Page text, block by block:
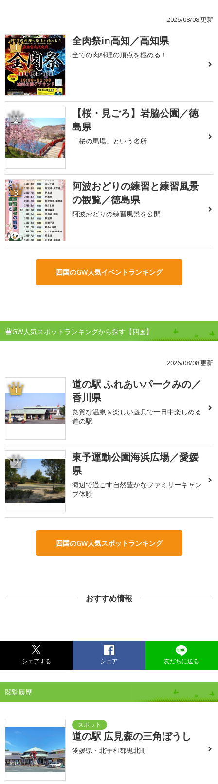
2026/08/08 更新
1 全肉祭in高知／高知県
全ての肉料理の頂点を極める！
2
【桜・見ごろ】岩脇公園／徳
島県
「桜の馬場」という名所
3
阿波おどりの練習と練習風景
の観覧／徳島県
阿波おどりの練習風景を公開
四国のGW人気イベントランキング
GW人気スポットランキングから探す【四国】
2026/08/08 更新
1
道の駅 ふれあいパークみの／
香川県
良質な温泉＆楽しい遊具で一日中楽しめる
道の駅
2
東予運動公園海浜広場／愛媛
県
海辺で過ごす自然豊かなファミリーキャン
プ体験
四国のGW人気スポットランキング
おすすめ情報
シェアする シェア 友だちに送る
閲覧履歴
道の駅 広見森の三角ぼうし
愛媛県・北宇和郡鬼北町